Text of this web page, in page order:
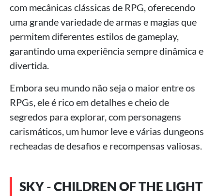
com mecânicas clássicas de RPG, oferecendo
uma grande variedade de armas e magias que
permitem diferentes estilos de gameplay,
garantindo uma experiência sempre dinâmica e
divertida.
Embora seu mundo não seja o maior entre os
RPGs, ele é rico em detalhes e cheio de
segredos para explorar, com personagens
carismáticos, um humor leve e várias dungeons
recheadas de desafios e recompensas valiosas.
SKY - CHILDREN OF THE LIGHT